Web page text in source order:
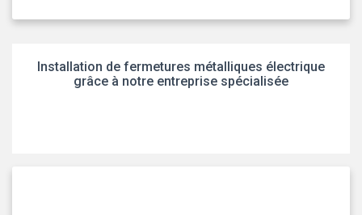
Installation de fermetures métalliques électrique
grâce à notre entreprise spécialisée